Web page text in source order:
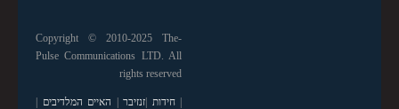
Copyright © 2010-2025 The-
Pulse Communications LTD. All
rights reserved
|חידות |זנזיבר | האיים המלדיבים |